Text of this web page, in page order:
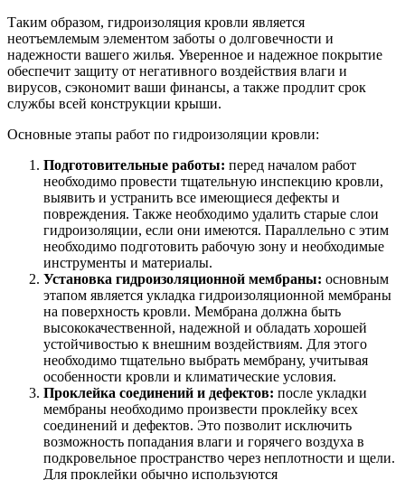
Таким образом, гидроизоляция кровли является
неотъемлемым элементом заботы о долговечности и
надежности вашего жилья. Уверенное и надежное покрытие
обеспечит защиту от негативного воздействия влаги и
вирусов, сэкономит ваши финансы, а также продлит срок
службы всей конструкции крыши.
Основные этапы работ по гидроизоляции кровли:
Подготовительные работы: перед началом работ
необходимо провести тщательную инспекцию кровли,
выявить и устранить все имеющиеся дефекты и
повреждения. Также необходимо удалить старые слои
гидроизоляции, если они имеются. Параллельно с этим
необходимо подготовить рабочую зону и необходимые
инструменты и материалы.
Установка гидроизоляционной мембраны: основным
этапом является укладка гидроизоляционной мембраны
на поверхность кровли. Мембрана должна быть
высококачественной, надежной и обладать хорошей
устойчивостью к внешним воздействиям. Для этого
необходимо тщательно выбрать мембрану, учитывая
особенности кровли и климатические условия.
Проклейка соединений и дефектов: после укладки
мембраны необходимо произвести проклейку всех
соединений и дефектов. Это позволит исключить
возможность попадания влаги и горячего воздуха в
подкровельное пространство через неплотности и щели.
Для проклейки обычно используются